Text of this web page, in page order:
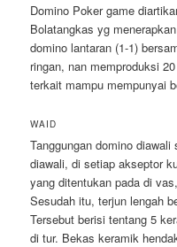
Domino Poker game
Bolatangkas yg
domino lantaran (1-1)
ringan, nan memproduksi
terkait mampu mempunyai
WAID
Tanggungan domino
diawali, di setiap akseptor
yang ditentukan pada di
Sesudah itu, terjun lengah
Tersebut berisi tentang 5
di tur. Bekas keramik